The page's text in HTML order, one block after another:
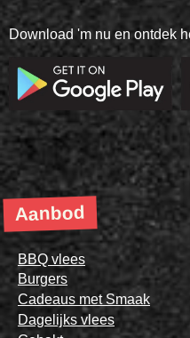
Download 'm nu en ontdek
Aanbod
BBQ vlees
Burgers
Cadeaus met Smaak
Dagelijks vlees